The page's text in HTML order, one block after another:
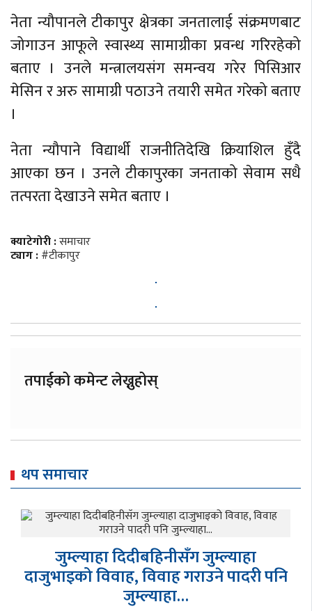
नेता न्यौपानले टीकापुर क्षेत्रका जनतालाई संक्रमणबाट
जोगाउन आफूले स्वास्थ्य सामाग्रीका प्रवन्ध गरिरहेको
बताए । उनले मन्त्रालयसंग समन्वय गरेर पिसिआर
मेसिन र अरु सामाग्री पठाउने तयारी समेत गरेको बताए
।
नेता न्यौपाने विद्यार्थी राजनीतिदेखि क्रियाशिल हुँदै
आएका छन । उनले टीकापुरका जनताको सेवाम सधै
तत्परता देखाउने समेत बताए ।
क्याटेगोरी :समाचार
ट्याग :#टीकापुर
तपाईको कमेन्ट लेख्नुहोस्
थप समाचार
नेपाल शिक्षक महासंघले आगामी भदौदेखि पुनः
देशव्यापी आन्दोलन गर्ने